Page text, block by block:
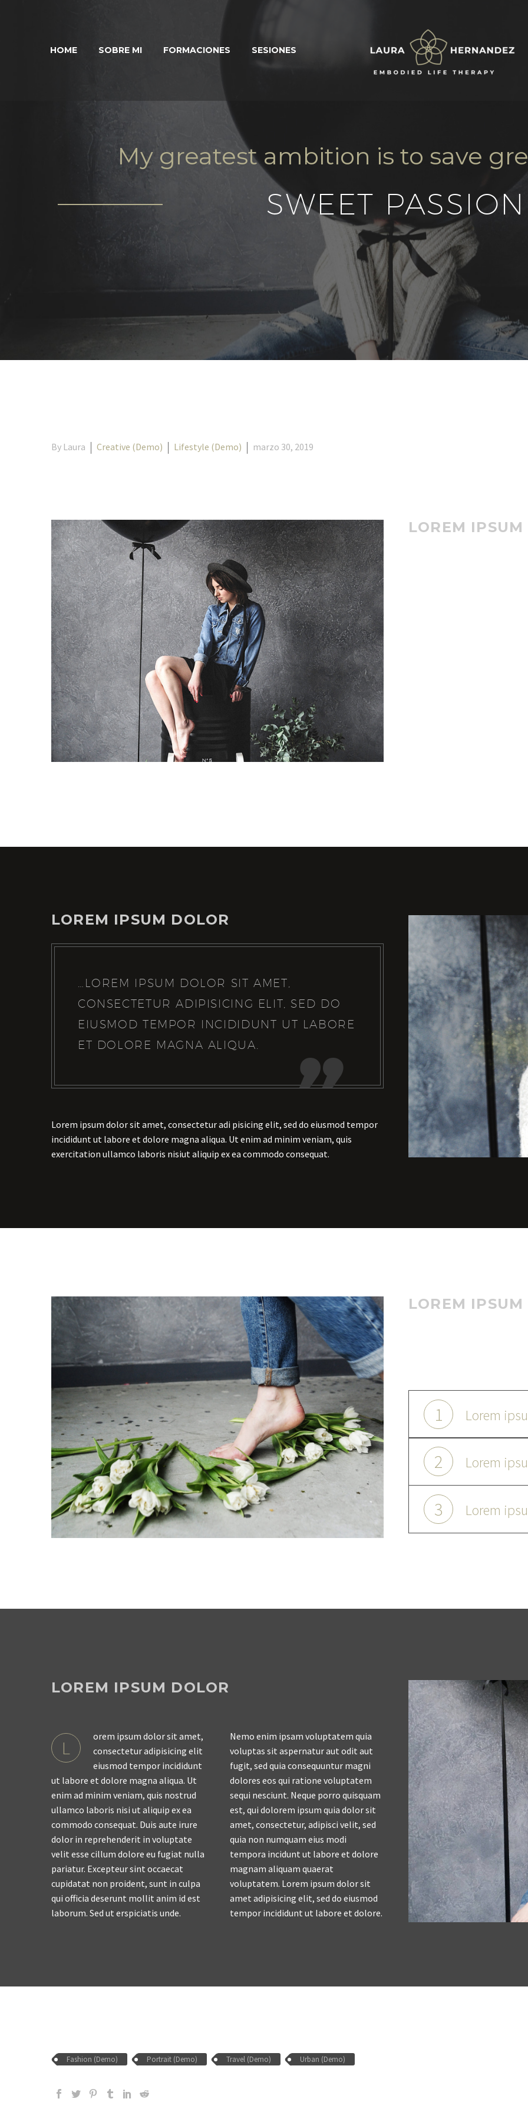
HOME SOBRE MI FORMACIONES SESIONES
My greatest ambition is to save
SWEET PASSION
By Laura Creative (Demo) Lifestyle (Demo) marzo 30, 2019
LOREM
LOREM IPSUM DOLOR
…LOREM IPSUM DOLOR SIT AMET,
CONSECTETUR ADIPISICING ELIT, SED DO
EIUSMOD TEMPOR INCIDIDUNT UT LABORE
ET DOLORE MAGNA ALIQUA.

Lorem ipsum dolor sit amet, consectetur adi pisicing elit, sed do eiusmod tempor
incididunt ut labore et dolore magna aliqua. Ut enim ad minim veniam, quis
exercitation ullamco laboris nisiut aliquip ex ea commodo consequat.
LOREM IPSUM
1 Lorem
2 Lorem
3 Lorem
LOREM IPSUM DOLOR
L
orem ipsum dolor sit amet,
consectetur adipisicing elit
eiusmod tempor incididunt
ut labore et dolore magna aliqua. Ut
enim ad minim veniam, quis nostrud
ullamco laboris nisi ut aliquip ex ea
commodo consequat. Duis aute irure
dolor in reprehenderit in voluptate
velit esse cillum dolore eu fugiat nulla
pariatur. Excepteur sint occaecat
cupidatat non proident, sunt in culpa
qui officia deserunt mollit anim id est
laborum. Sed ut erspiciatis unde.
Nemo enim ipsam voluptatem quia
voluptas sit aspernatur aut odit aut
fugit, sed quia consequuntur magni
dolores eos qui ratione voluptatem
sequi nesciunt. Neque porro quisquam
est, qui dolorem ipsum quia dolor sit
amet, consectetur, adipisci velit, sed
quia non numquam eius modi
tempora incidunt ut labore et dolore
magnam aliquam quaerat
voluptatem. Lorem ipsum dolor sit
amet adipisicing elit, sed do eiusmod
tempor incididunt ut labore et dolore.
Fashion (Demo) Portrait (Demo) Travel (Demo) Urban (Demo)